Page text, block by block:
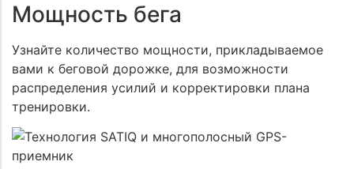
Мощность бега
Узнайте количество мощности, прикладываемое
вами к беговой дорожке, для возможности
распределения усилий и корректировки плана
тренировки.